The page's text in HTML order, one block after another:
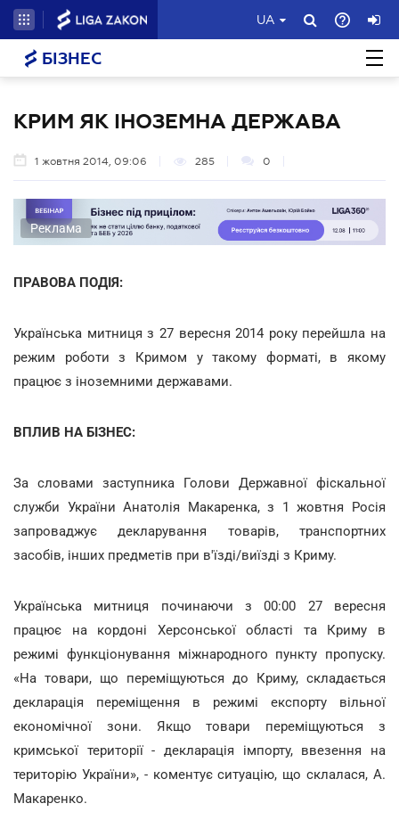
UA
БІЗНЕС
КРИМ ЯК ІНОЗЕМНА ДЕРЖАВА
1 жовтня 2014, 09:06 285 0
Реклама
ПРАВОВА ПОДІЯ:
Українська митниця з 27 вересня 2014 року перейшла на
режим роботи з Кримом у такому форматі, в якому
працює з іноземними державами.
ВПЛИВ НА БІЗНЕС:
За словами заступника Голови Державної фіскальної
служби України Анатолія Макаренка, з 1 жовтня Росія
запроваджує декларування товарів, транспортних
засобів, інших предметів при в'їзді/виїзді з Криму.
Українська митниця починаючи з 00:00 27 вересня
працює на кордоні Херсонської області та Криму в
режимі функціонування міжнародного пункту пропуску.
«На товари, що переміщуються до Криму, складається
декларація переміщення в режимі експорту вільної
економічної зони. Якщо товари переміщуються з
кримської території - декларація імпорту, ввезення на
територію України», - коментує ситуацію, що склалася, А.
Макаренко.